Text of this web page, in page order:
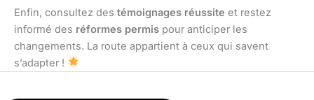
Enfin, consultez des témoignages réussite et restez
informé des réformes permis pour anticiper les
changements. La route appartient à ceux qui savent
s’adapter !